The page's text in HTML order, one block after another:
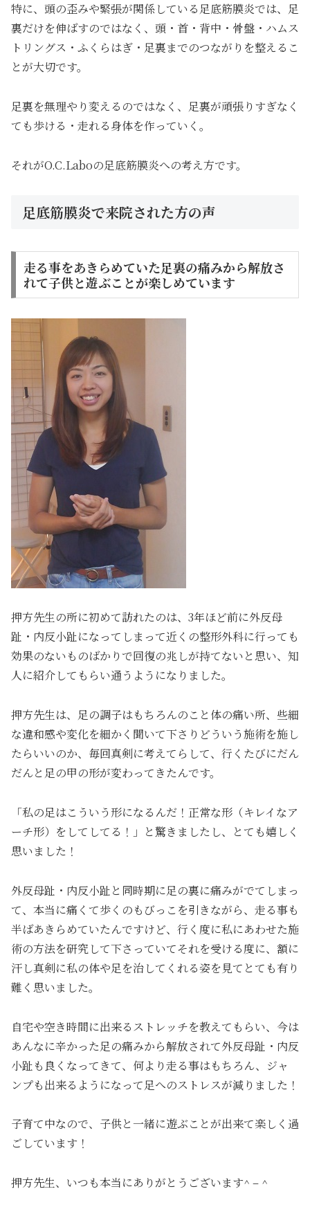
特に、頭の歪みや緊張が関係している足底筋膜炎では、足
裏だけを伸ばすのではなく、頭・首・背中・骨盤・ハムス
トリングス・ふくらはぎ・足裏までのつながりを整えるこ
とが大切です。
足裏を無理やり変えるのではなく、足裏が頑張りすぎなく
ても歩ける・走れる身体を作っていく。
それがO.C.Laboの足底筋膜炎への考え方です。
足底筋膜炎で来院された方の声
走る事をあきらめていた足裏の痛みから解放さ
れて子供と遊ぶことが楽しめています
押方先生の所に初めて訪れたのは、3年ほど前に外反母
趾・内反小趾になってしまって近くの整形外科に行っても
効果のないものばかりで回復の兆しが持てないと思い、知
人に紹介してもらい通うようになりました。
押方先生は、足の調子はもちろんのこと体の痛い所、些細
な違和感や変化を細かく聞いて下さりどういう施術を施し
たらいいのか、毎回真剣に考えてらして、行くたびにだん
だんと足の甲の形が変わってきたんです。
「私の足はこういう形になるんだ！正常な形（キレイなア
ーチ形）をしてしてる！」と驚きましたし、とても嬉しく
思いました！
外反母趾・内反小趾と同時期に足の裏に痛みがでてしまっ
て、本当に痛くて歩くのもびっこを引きながら、走る事も
半ばあきらめていたんですけど、行く度に私にあわせた施
術の方法を研究して下さっていてそれを受ける度に、額に
汗し真剣に私の体や足を治してくれる姿を見てとても有り
難く思いました。
自宅や空き時間に出来るストレッチを教えてもらい、今は
あんなに辛かった足の痛みから解放されて外反母趾・内反
小趾も良くなってきて、何より走る事はもちろん、ジャ
ンプも出来るようになって足へのストレスが減りました！
子育て中なので、子供と一緒に遊ぶことが出来て楽しく過
ごしています！
押方先生、いつも本当にありがとうございます^ – ^